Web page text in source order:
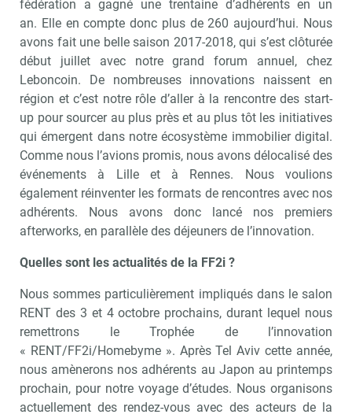
fédération a gagné une trentaine d’adhérents en un
an. Elle en compte donc plus de 260 aujourd’hui. Nous
avons fait une belle saison 2017-2018, qui s’est clôturée
début juillet avec notre grand forum annuel, chez
Leboncoin. De nombreuses innovations naissent en
région et c’est notre rôle d’aller à la rencontre des start-
up pour sourcer au plus près et au plus tôt les initiatives
qui émergent dans notre écosystème immobilier digital.
Comme nous l’avions promis, nous avons délocalisé des
événements à Lille et à Rennes. Nous voulions
également réinventer les formats de rencontres avec nos
adhérents. Nous avons donc lancé nos premiers
afterworks, en parallèle des déjeuners de l’innovation.
Quelles sont les actualités de la FF2i ?
Nous sommes particulièrement impliqués dans le salon
RENT des 3 et 4 octobre prochains, durant lequel nous
remettrons le Trophée de l’innovation
« RENT/FF2i/Homebyme ». Après Tel Aviv cette année,
nous amènerons nos adhérents au Japon au printemps
prochain, pour notre voyage d’études. Nous organisons
actuellement des rendez-vous avec des acteurs de la